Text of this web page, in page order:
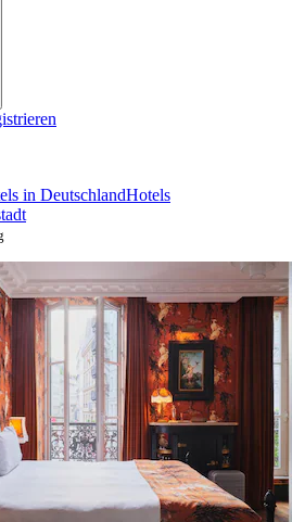
in DeutschlandHotels